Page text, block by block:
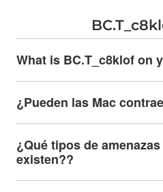
What is BC.T_c8klof on
¿Pueden las Mac
¿Qué tipos de
existen??